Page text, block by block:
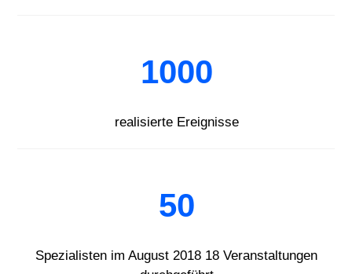
1000
realisierte Ereignisse
50
Spezialisten im August 2018 18 Veranstaltungen